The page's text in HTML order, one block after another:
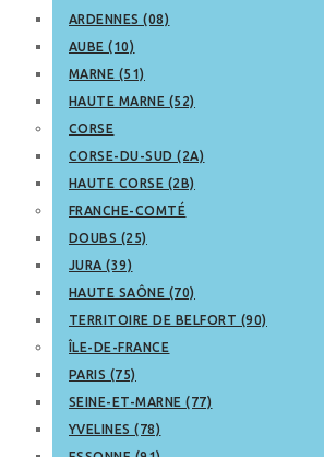
ARDENNES (08)
AUBE (10)
MARNE (51)
HAUTE MARNE (52)
CORSE
CORSE-DU-SUD (2A)
HAUTE CORSE (2B)
FRANCHE-COMTÉ
DOUBS (25)
JURA (39)
HAUTE SAÔNE (70)
TERRITOIRE DE BELFORT (90)
ÎLE-DE-FRANCE
PARIS (75)
SEINE-ET-MARNE (77)
YVELINES (78)